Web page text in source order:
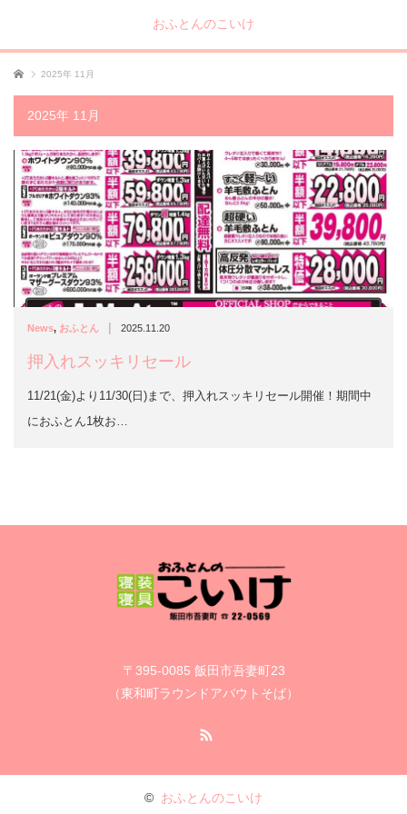
おふとんのこいけ
ホーム 2025年 11月
2025年 11月
News, おふとん | 2025.11.20
押入れスッキリセール
11/21(金)より11/30(日)まで、押入れスッキリセール開催！期間中
におふとん1枚お…
〒395-0085 飯田市吾妻町23
（東和町ラウンドアバウトそば）
© おふとんのこいけ